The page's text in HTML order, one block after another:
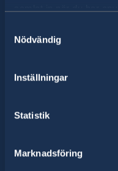
Nödvändig
Inställningar
Statistik
Marknadsföring
Sverige har
av dessa stater har
konsulat. Sveriges
Hitta